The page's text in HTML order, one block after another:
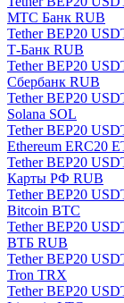
МТС Банк RUB
Tether BEP20
Т-Банк RUB
Tether BEP20
Сбербанк RUB
Tether BEP20
Solana SOL
Tether BEP20
Ethereum ERC20
Tether BEP20
Карты РФ RUB
Tether BEP20
Bitcoin BTC
Tether BEP20
ВТБ RUB
Tether BEP20
Tron TRX
Tether BEP20